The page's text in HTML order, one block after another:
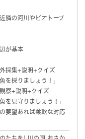
隣の河川やビオトープ
が基本
採集+説明+クイズ
を採りましょう！」
察+説明+クイズ
を見守りましょう！」
要望あれば柔軟な対応